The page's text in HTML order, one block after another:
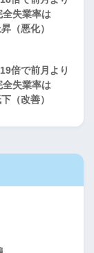
失業率は
（悪化）
倍で前月より
失業率は
（改善）